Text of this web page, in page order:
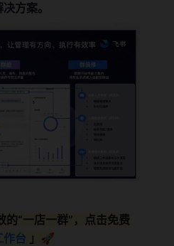
方案。
“一店一群”，点击免费
作台 」🚀